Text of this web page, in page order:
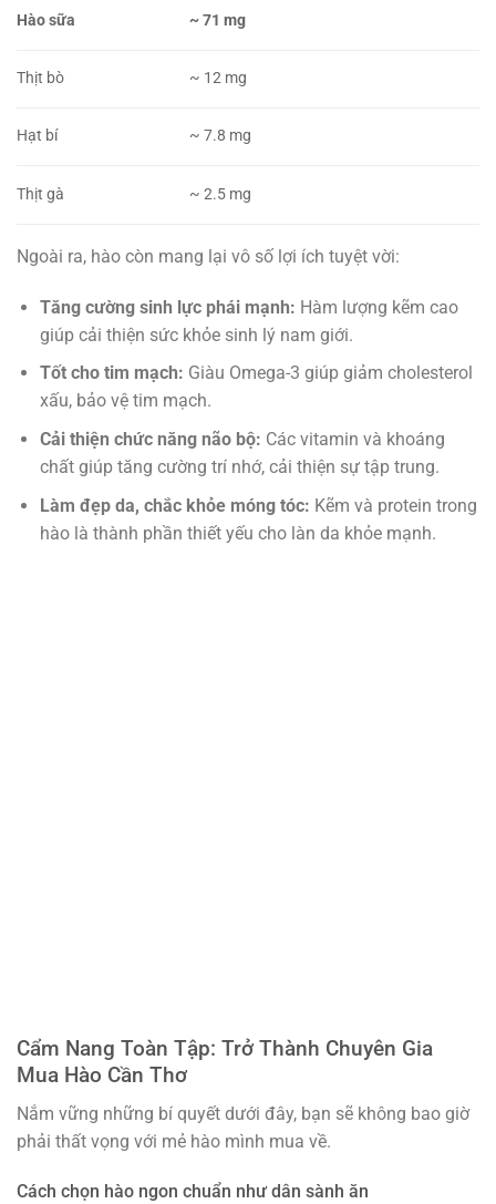
Hào sữa ~ 71 mg
Thịt bò ~ 12 mg
Hạt bí ~ 7.8 mg
Thịt gà ~ 2.5 mg
Ngoài ra, hào còn mang lại vô số lợi ích tuyệt vời:
Tăng cường sinh lực phái mạnh: Hàm lượng kẽm cao
giúp cải thiện sức khỏe sinh lý nam giới.
Tốt cho tim mạch: Giàu Omega-3 giúp giảm cholesterol
xấu, bảo vệ tim mạch.
Cải thiện chức năng não bộ: Các vitamin và khoáng
chất giúp tăng cường trí nhớ, cải thiện sự tập trung.
Làm đẹp da, chắc khỏe móng tóc: Kẽm và protein trong
hào là thành phần thiết yếu cho làn da khỏe mạnh.
Cẩm Nang Toàn Tập: Trở Thành Chuyên Gia
Mua Hào Cần Thơ
Nắm vững những bí quyết dưới đây, bạn sẽ không bao giờ
phải thất vọng với mẻ hào mình mua về.
Cách chọn hào ngon chuẩn như dân sành ăn